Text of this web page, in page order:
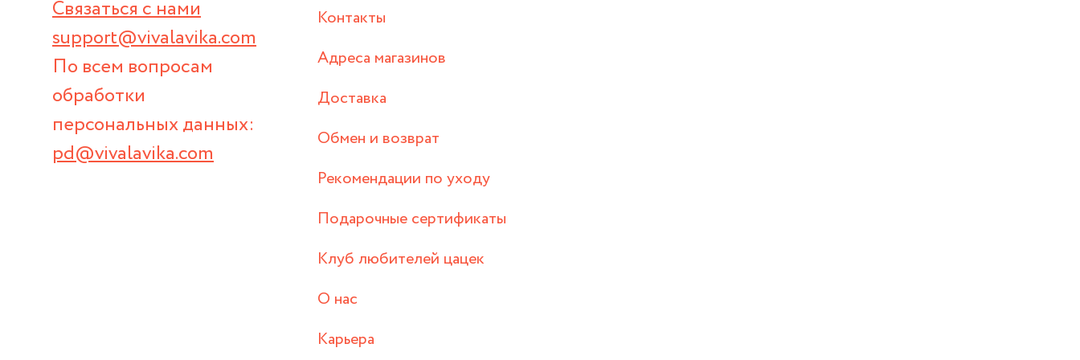
Связаться с нами
support@vivalavika.com
По всем вопросам
обработки
персональных данных:
pd@vivalavika.com
Контакты
Адреса магазинов
Доставка
Обмен и возврат
Рекомендации по уходу
Подарочные сертификаты
Клуб любителей цацек
О нас
Карьера